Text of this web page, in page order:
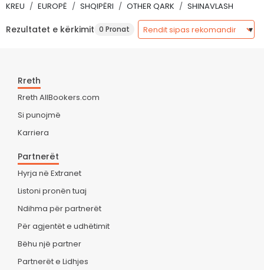
KREU EUROPË SHQIPËRI OTHER QARK SHINAVLASH
Rezultatet e kërkimit 0 Pronat
Rreth
Rreth AllBookers.com
Si punojmë
Karriera
Partnerët
Hyrja në Extranet
Listoni pronën tuaj
Ndihma për partnerët
Për agjentët e udhëtimit
Bëhu një partner
Partnerët e Lidhjes